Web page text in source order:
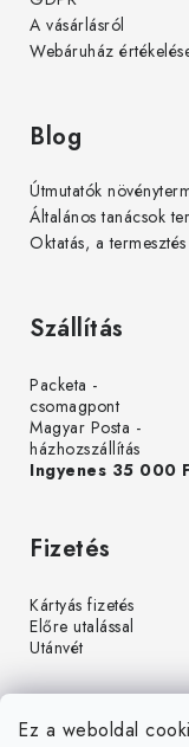
Ez a weboldal
A vásárlásról
Webáruház
Blog
Útmutatók
Általános tanácsok
Oktatás, a
Szállítás
Packeta -
csomagpont
Magyar Posta -
házhozszállítás
Ingyenes 35 000
Fizetés
Kártyás fizetés
Előre utalással
Utánvét